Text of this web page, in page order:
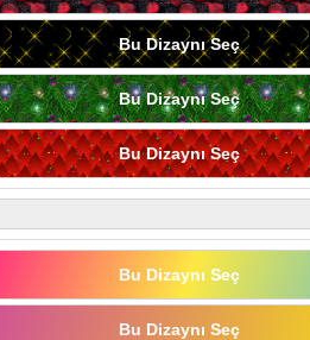
Bu Dizaynı Seç
Bu Dizaynı Seç
Bu Dizaynı Seç
Bu Dizaynı Seç
Bu Dizaynı Seç